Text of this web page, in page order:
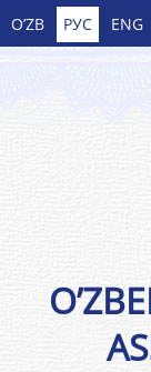
O’ZB РУС ENG